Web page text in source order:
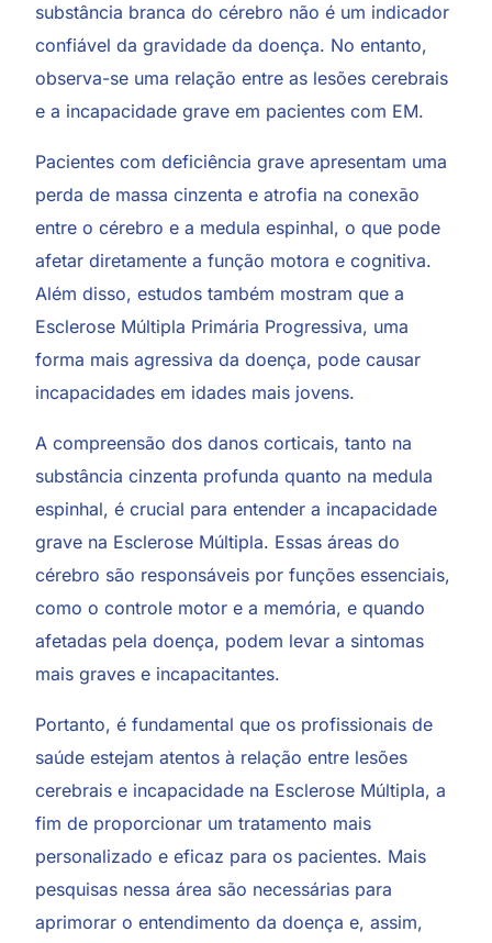
substância branca do cérebro não é um indicador
confiável da gravidade da doença. No entanto,
observa-se uma relação entre as lesões cerebrais
e a incapacidade grave em pacientes com EM.
Pacientes com deficiência grave apresentam uma
perda de massa cinzenta e atrofia na conexão
entre o cérebro e a medula espinhal, o que pode
afetar diretamente a função motora e cognitiva.
Além disso, estudos também mostram que a
Esclerose Múltipla Primária Progressiva, uma
forma mais agressiva da doença, pode causar
incapacidades em idades mais jovens.
A compreensão dos danos corticais, tanto na
substância cinzenta profunda quanto na medula
espinhal, é crucial para entender a incapacidade
grave na Esclerose Múltipla. Essas áreas do
cérebro são responsáveis por funções essenciais,
como o controle motor e a memória, e quando
afetadas pela doença, podem levar a sintomas
mais graves e incapacitantes.
Portanto, é fundamental que os profissionais de
saúde estejam atentos à relação entre lesões
cerebrais e incapacidade na Esclerose Múltipla, a
fim de proporcionar um tratamento mais
personalizado e eficaz para os pacientes. Mais
pesquisas nessa área são necessárias para
aprimorar o entendimento da doença e, assim,